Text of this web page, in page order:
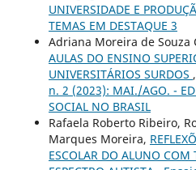
UNIVERSIDADE E
TEMAS EM DESTAQUE 3
Adriana Moreira de Souza
AULAS DO ENSINO
UNIVERSITÁRIOS SURDOS ,
n. 2 (2023): MAI./AGO. -
SOCIAL NO BRASIL
Rafaela Roberto Ribeiro,
Marques Moreira,
ESCOLAR DO ALUNO COM